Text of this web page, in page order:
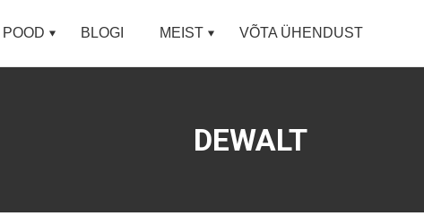
POOD BLOGI MEIST VÕTA ÜHENDUST
DEWALT